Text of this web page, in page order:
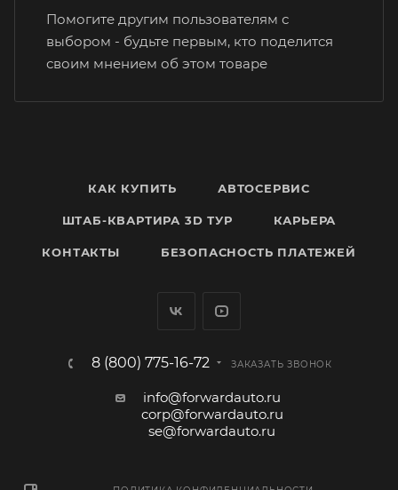
Помогите другим пользователям с
выбором - будьте первым, кто поделится
своим мнением об этом товаре
КАК КУПИТЬ АВТОСЕРВИС
ШТАБ-КВАРТИРА 3D ТУР КАРЬЕРА
КОНТАКТЫ БЕЗОПАСНОСТЬ ПЛАТЕЖЕЙ
8 (800) 775-16-72 ЗАКАЗАТЬ ЗВОНОК
info@forwardauto.ru
corp@forwardauto.ru
se@forwardauto.ru